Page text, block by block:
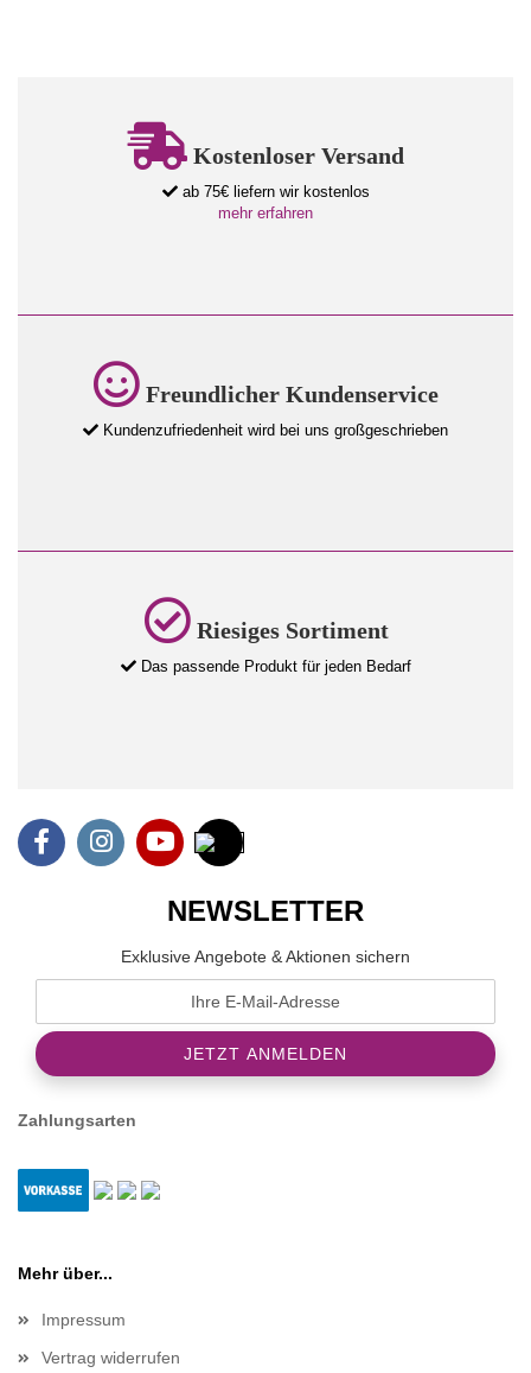
Kostenloser Versand
ab 75€ liefern wir kostenlos
mehr erfahren
Freundlicher Kundenservice
Kundenzufriedenheit wird bei uns großgeschrieben
Riesiges Sortiment
Das passende Produkt für jeden Bedarf
NEWSLETTER
Exklusive Angebote & Aktionen sichern
Zahlungsarten
Mehr über...
Impressum
Vertrag widerrufen